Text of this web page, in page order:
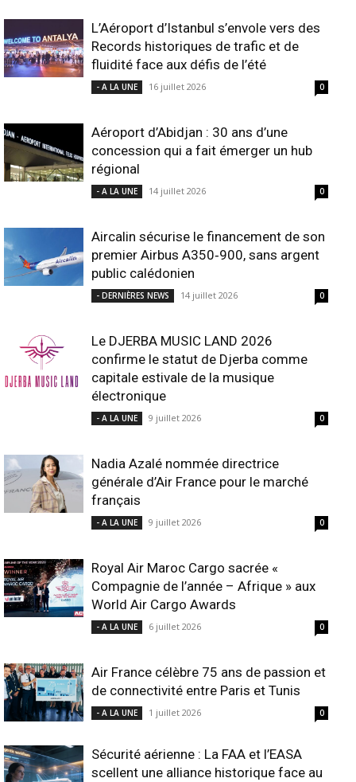
L’Aéroport d’Istanbul s’envole vers des
Records historiques de trafic et de
fluidité face aux défis de l’été
- A LA UNE 16 juillet 2026 0
Aéroport d’Abidjan : 30 ans d’une
concession qui a fait émerger un hub
régional
- A LA UNE 14 juillet 2026 0
Aircalin sécurise le financement de son
premier Airbus A350‑900, sans argent
public calédonien
- DERNIÈRES NEWS 14 juillet 2026 0
Le DJERBA MUSIC LAND 2026
confirme le statut de Djerba comme
capitale estivale de la musique
électronique
- A LA UNE 9 juillet 2026 0
Nadia Azalé nommée directrice
générale d’Air France pour le marché
français
- A LA UNE 9 juillet 2026 0
Royal Air Maroc Cargo sacrée «
Compagnie de l’année – Afrique » aux
World Air Cargo Awards
- A LA UNE 6 juillet 2026 0
Air France célèbre 75 ans de passion et
de connectivité entre Paris et Tunis
- A LA UNE 1 juillet 2026 0
Sécurité aérienne : La FAA et l’EASA
scellent une alliance historique face au